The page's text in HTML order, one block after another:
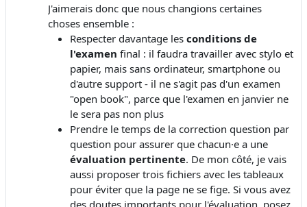
J'aimerais donc que nous changions certaines
choses ensemble :
Respecter davantage les conditions de
l'examen final : il faudra travailler avec stylo et
papier, mais sans ordinateur, smartphone ou
d'autre support - il ne s'agit pas d'un examen
"open book", parce que l'examen en janvier ne
le sera pas non plus
Prendre le temps de la correction question par
question pour assurer que chacun·e a une
évaluation pertinente. De mon côté, je vais
aussi proposer trois fichiers avec les tableaux
pour éviter que la page ne se fige. Si vous avez
des doutes importants pour l'évaluation, posez